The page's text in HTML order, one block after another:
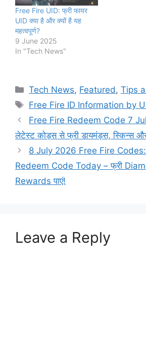
Free Fire UID: फ्री फायर
UID क्या है और क्यों है यह
महत्वपूर्ण?
9 June 2025
In "Tech News"
Categories
Tech News, Featured,Tips
Tags
Free Fire ID Information by
Free Fire Redeem Code 7
लेटेस्ट कोड्स से फ्री डायमंड्स, स्किन्स
8 July 2026 Free Fire
Redeem Code Today – फ्री
Rewards पाएं!
Leave a Reply